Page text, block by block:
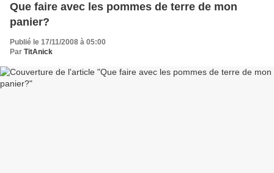
Que faire avec les pommes de terre de mon
panier?
Publié le 17/11/2008 à 05:00
Par TitAnick